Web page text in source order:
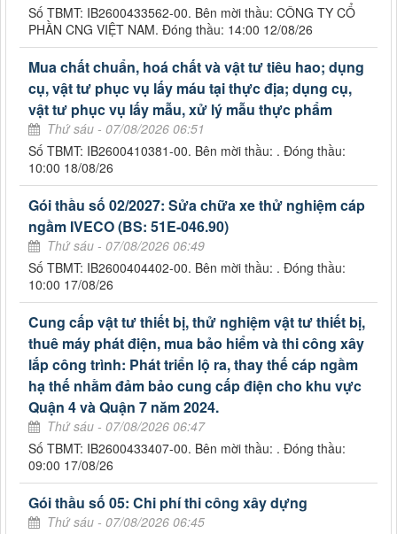
Số TBMT: IB2600433562-00. Bên mời thầu: CÔNG TY CỔ
PHẦN CNG VIỆT NAM. Đóng thầu: 14:00 12/08/26
Mua chất chuẩn, hoá chất và vật tư tiêu hao; dụng
cụ, vật tư phục vụ lấy máu tại thực địa; dụng cụ,
vật tư phục vụ lấy mẫu, xử lý mẫu thực phẩm
Thứ sáu - 07/08/2026 06:51
Số TBMT: IB2600410381-00. Bên mời thầu: . Đóng thầu:
10:00 18/08/26
Gói thầu số 02/2027: Sửa chữa xe thử nghiệm cáp
ngầm IVECO (BS: 51E-046.90)
Thứ sáu - 07/08/2026 06:49
Số TBMT: IB2600404402-00. Bên mời thầu: . Đóng thầu:
10:00 17/08/26
Cung cấp vật tư thiết bị, thử nghiệm vật tư thiết bị,
thuê máy phát điện, mua bảo hiểm và thi công xây
lắp công trình: Phát triển lộ ra, thay thế cáp ngầm
hạ thế nhằm đảm bảo cung cấp điện cho khu vực
Quận 4 và Quận 7 năm 2024.
Thứ sáu - 07/08/2026 06:47
Số TBMT: IB2600433407-00. Bên mời thầu: . Đóng thầu:
09:00 17/08/26
Gói thầu số 05: Chi phí thi công xây dựng
Thứ sáu - 07/08/2026 06:45